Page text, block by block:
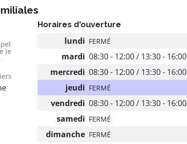
le
Horaires d'ouverture
lundi FERMÉ
mardi 08:30 - 12:00 / 13:30 - 16:00
mercredi 08:30 - 12:00 / 13:30 - 16:00
jeudi FERMÉ
vendredi 08:30 - 12:00 / 13:30 - 16:00
samedi FERMÉ
dimanche FERMÉ